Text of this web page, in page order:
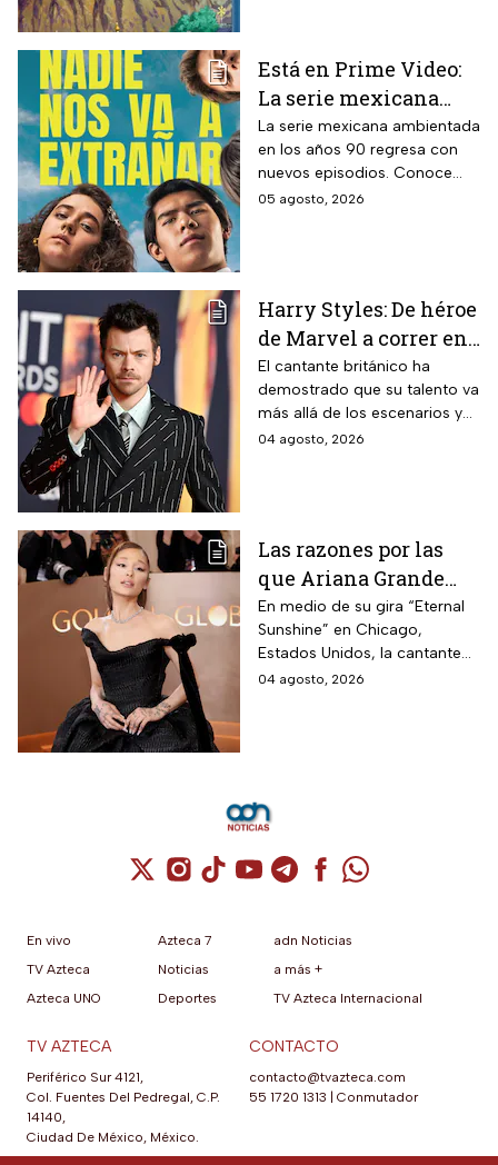
Está en Prime Video:
La serie mexicana
noventera de la que
todos están hablando
y que se ve en un fin
de semana
La serie mexicana ambientada
en los años 90 regresa con
nuevos episodios. Conoce
cuándo se estrena, qué
05 agosto, 2026
Harry Styles: De héroe
de Marvel a correr en
Chapultepec; las
apariciones del
cantante en el cine
El cantante británico ha
demostrado que su talento va
más allá de los escenarios y
ha llegado a la pantalla
04 agosto, 2026
Las razones por las
que Ariana Grande
hará una pausa en su
carrera
En medio de su gira “Eternal
Sunshine” en Chicago,
Estados Unidos, la cantante
informó a sus fanáticos que
04 agosto, 2026
Cuenta de X / Twitter (se abre en una
Cuenta de Instagram (se abre en una
Cuenta de TikTok (se abre en
Cuenta de YouTube (se abre
Cuenta de Telegram (se
Cuenta de
Cuenta de
En vivo
TV Azteca
Azteca UNO
Azteca 7
Noticias
Deportes
adn Noticias
a más +
TV Azteca Internacional
TV AZTECA
Periférico Sur 4121,
Col. Fuentes Del Pedregal, C.P.
14140,
Ciudad De México, México.
CONTACTO
contacto@tvazteca.com
55 1720 1313
Conmutador